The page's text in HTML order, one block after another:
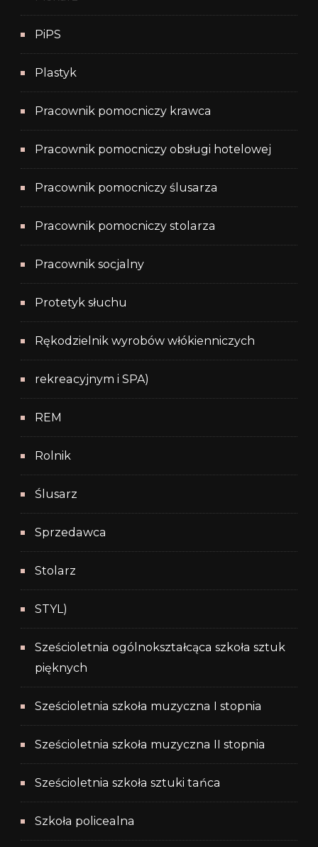
PiPS
Plastyk
Pracownik pomocniczy krawca
Pracownik pomocniczy obsługi hotelowej
Pracownik pomocniczy ślusarza
Pracownik pomocniczy stolarza
Pracownik socjalny
Protetyk słuchu
Rękodzielnik wyrobów włókienniczych
rekreacyjnym i SPA)
REM
Rolnik
Ślusarz
Sprzedawca
Stolarz
STYL)
Sześcioletnia ogólnokształcąca szkoła sztuk
pięknych
Sześcioletnia szkoła muzyczna I stopnia
Sześcioletnia szkoła muzyczna II stopnia
Sześcioletnia szkoła sztuki tańca
Szkoła policealna